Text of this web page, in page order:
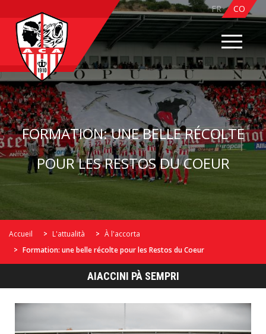
FR CO
FORMATION: UNE BELLE RÉCOLTE
POUR LES RESTOS DU COEUR
Accueil L'attualità
À l'accorta
Formation: une belle récolte pour les Restos du Coeur